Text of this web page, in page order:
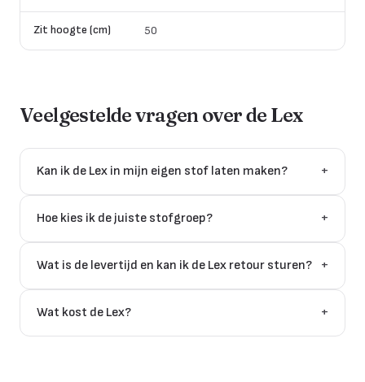
Zit hoogte (cm) 50
Veelgestelde vragen over de Lex
Kan ik de Lex in mijn eigen stof laten maken? +
Hoe kies ik de juiste stofgroep? +
Wat is de levertijd en kan ik de Lex retour sturen? +
Wat kost de Lex? +